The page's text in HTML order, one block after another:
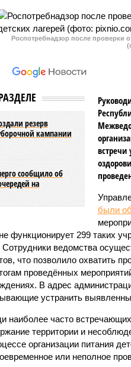
Роспотребнадзор после проверки
резерв
кампании
сообщило об
на
встречи
были
функционирует 299 таких
Сотрудники ведомства
что позволило охватить
проведённых
В адрес
устранить
наиболее часто
территории и
организации питания
или неполное